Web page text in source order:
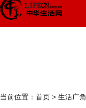
当前位置： 首页 > 生活广角